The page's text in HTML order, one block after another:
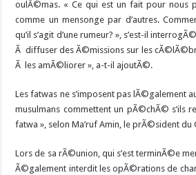
oulÃ©mas. « Ce qui est un fait pour nous
comme un mensonge par d’autres.
qu’il s’agit d’une rumeur? », s’est-il
Ã diffuser des Ã©missions sur les
Ã les amÃ©liorer », a-t-il ajoutÃ©.
Les fatwas ne s’imposent pas lÃ©galement
musulmans commettent un pÃ©chÃ© s’ils
fatwa », selon Ma’ruf Amin, le prÃ©sident du
Lors de sa rÃ©union, qui s’est terminÃ©e
Ã©galement interdit les opÃ©rations de